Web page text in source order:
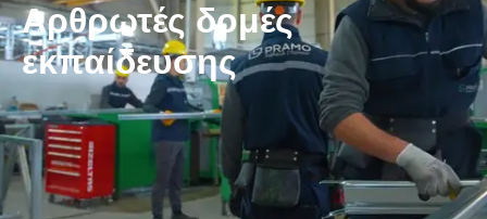
Αρθρωτές δομές
εκπαίδευσης